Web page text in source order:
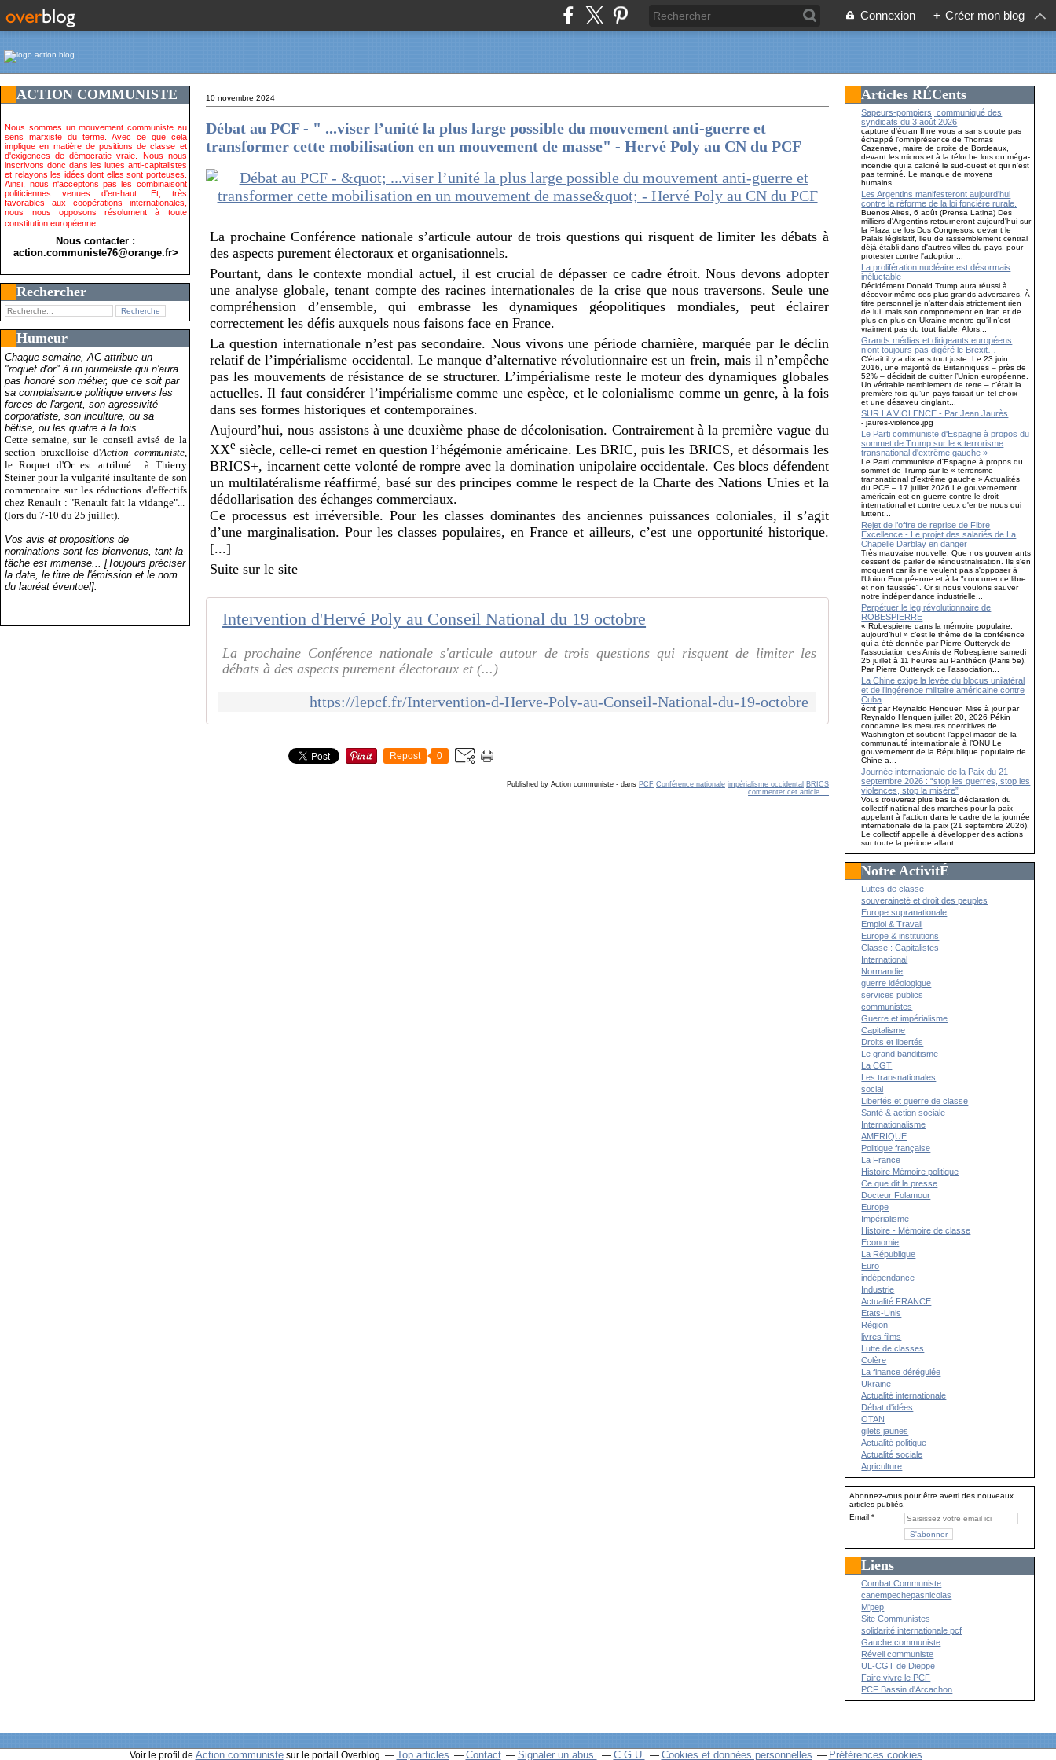
Connexion + Créer mon blog
ACTION COMMUNISTE
Nous sommes un mouvement communiste au
sens marxiste du terme. Avec ce que cela
implique en matière de positions de classe et
d'exigences de démocratie vraie. Nous nous
inscrivons donc dans les luttes anti-capitalistes
et relayons les idées dont elles sont porteuses.
Ainsi, nous n'acceptons pas les combinaisont
politiciennes venues d'en-haut. Et, très
favorables aux coopérations internationales,
nous nous opposons résolument à toute
constitution européenne.
Nous contacter :
action.communiste76@orange.fr>
Rechercher
Humeur
Chaque semaine, AC attribue un
"roquet d'or" à un journaliste qui n'aura
pas honoré son métier, que ce soit par
sa complaisance politique envers les
forces de l'argent, son agressivité
corporatiste, son inculture, ou sa
bêtise, ou les quatre à la fois.
Cette semaine, sur le conseil avisé de la
section bruxelloise d'Action communiste,
le Roquet d'Or est attribué
à Thierry
Steiner pour la vulgarité insultante de son
commentaire sur les réductions d'effectifs
chez Renault : "Renault fait la vidange"...
(lors du 7-10 du 25 juillet).
Vos avis et propositions de
nominations sont les bienvenus, tant la
tâche est immense... [Toujours préciser
la date, le titre de l'émission et le nom
du lauréat éventuel].
10 novembre 2024
Débat au PCF - " ...viser l’unité la plus large possible du mouvement anti-guerre et
transformer cette mobilisation en un mouvement de masse" - Hervé Poly au CN du PCF
La prochaine Conférence nationale s’articule autour de trois questions qui risquent de limiter les débats à
des aspects purement électoraux et organisationnels.
Pourtant, dans le contexte mondial actuel, il est crucial de dépasser ce cadre étroit. Nous devons adopter
une analyse globale, tenant compte des racines internationales de la crise que nous traversons. Seule une
compréhension d’ensemble, qui embrasse les dynamiques géopolitiques mondiales, peut éclairer
correctement les défis auxquels nous faisons face en France.
La question internationale n’est pas secondaire. Nous vivons une période charnière, marquée par le déclin
relatif de l’impérialisme occidental. Le manque d’alternative révolutionnaire est un frein, mais il n’empêche
pas les mouvements de résistance de se structurer. L’impérialisme reste le moteur des dynamiques globales
actuelles. Il faut considérer l’impérialisme comme une espèce, et le colonialisme comme un genre, à la fois
dans ses formes historiques et contemporaines.
Aujourd’hui, nous assistons à une deuxième phase de décolonisation. Contrairement à la première vague du
XXe siècle, celle-ci remet en question l’hégémonie américaine. LesBRIC, puis les BRICS, et désormais les
BRICS+, incarnent cette volonté de rompre avec la domination unipolaire occidentale. Ces blocs défendent
un multilatéralisme réaffirmé, basé sur des principes comme le respect de la Charte des Nations Unies et la
dédollarisation des échanges commerciaux.
Ce processus est irréversible. Pour les classes dominantes des anciennes puissances coloniales, il s’agit
d’une marginalisation. Pour les classes populaires, en France et ailleurs, c’est une opportunité historique.
[...]
Suite sur le site
Intervention d'Hervé Poly au Conseil National du 19 octobre
La prochaine Conférence nationale s'articule autour de trois questions qui risquent de limiter les
débats à des aspects purement électoraux et (...)
https://lepcf.fr/Intervention-d-Herve-Poly-au-Conseil-National-du-19-octobre
Repost 0
Published by Action communiste - dans PCF Conférence nationale impérialisme occidental BRICS
commenter cet article …
Articles RÉCents
Sapeurs-pompiers; communiqué des
syndicats du 3 août 2026
capture d'écran Il ne vous a sans doute pas
échappé l'omniprésence de Thomas
Cazenave, maire de droite de Bordeaux,
devant les micros et à la téloche lors du méga-
incendie qui a calciné le sud-ouest et qui n'est
pas terminé. Le manque de moyens
humains...
Les Argentins manifesteront aujourd'hui
contre la réforme de la loi foncière rurale.
Buenos Aires, 6 août (Prensa Latina) Des
milliers d'Argentins retourneront aujourd'hui sur
la Plaza de los Dos Congresos, devant le
Palais législatif, lieu de rassemblement central
déjà établi dans d'autres villes du pays, pour
protester contre l'adoption...
La prolifération nucléaire est désormais
inéluctable
Décidément Donald Trump aura réussi à
décevoir même ses plus grands adversaires. À
titre personnel je n'attendais strictement rien
de lui, mais son comportement en Iran et de
plus en plus en Ukraine montre qu'il n'est
vraiment pas du tout fiable. Alors...
Grands médias et dirigeants européens
n’ont toujours pas digéré le Brexit…
C’était il y a dix ans tout juste. Le 23 juin
2016, une majorité de Britanniques – près de
52% – décidait de quitter l’Union européenne.
Un véritable tremblement de terre – c’était la
première fois qu’un pays faisait un tel choix –
et une désaveu cinglant...
SUR LA VIOLENCE - Par Jean Jaurès
- jaures-violence.jpg
Le Parti communiste d'Espagne à propos du
sommet de Trump sur le « terrorisme
transnational d'extrême gauche »
Le Parti communiste d'Espagne à propos du
sommet de Trump sur le « terrorisme
transnational d'extrême gauche » Actualités
du PCE – 17 juillet 2026 Le gouvernement
américain est en guerre contre le droit
international et contre ceux d'entre nous qui
luttent...
Rejet de l’offre de reprise de Fibre
Excellence - Le projet des salariés de La
Chapelle Darblay en danger
Très mauvaise nouvelle. Que nos gouvernants
cessent de parler de réindustrialisation. Ils s'en
moquent car ils ne veulent pas s'opposer à
l'Union Européenne et à la "concurrence libre
et non faussée". Or si nous voulons sauver
notre indépendance industrielle...
Perpétuer le leg révolutionnaire de
ROBESPIERRE
« Robespierre dans la mémoire populaire,
aujourd’hui » c’est le thème de la conférence
qui a été donnée par Pierre Outteryck de
l’association des Amis de Robespierre samedi
25 juillet à 11 heures au Panthéon (Paris 5e).
Par Pierre Outteryck de l’association...
La Chine exige la levée du blocus unilatéral
et de l’ingérence militaire américaine contre
Cuba
écrit par Reynaldo Henquen Mise à jour par
Reynaldo Henquen juillet 20, 2026 Pékin
condamne les mesures coercitives de
Washington et soutient l’appel massif de la
communauté internationale à l’ONU Le
gouvernement de la République populaire de
Chine a...
Journée internationale de la Paix du 21
septembre 2026 : “stop les guerres, stop les
violences, stop la misère”
Vous trouverez plus bas la déclaration du
collectif national des marches pour la paix
appelant à l'action dans le cadre de la journée
internationale de la paix (21 septembre 2026).
Le collectif appelle à développer des actions
sur toute la période allant...
Notre ActivitÉ
Luttes de classe
souveraineté et droit des peuples
Europe supranationale
Emploi & Travail
Europe & institutions
Classe : Capitalistes
International
Normandie
guerre idéologique
services publics
communistes
Guerre et impérialisme
Capitalisme
Droits et libertés
Le grand banditisme
La CGT
Les transnationales
social
Libertés et guerre de classe
Santé & action sociale
Internationalisme
AMERIQUE
Politique française
La France
Histoire Mémoire politique
Ce que dit la presse
Docteur Folamour
Europe
Impérialisme
Histoire - Mémoire de classe
Economie
La République
Euro
indépendance
Industrie
Actualité FRANCE
Etats-Unis
Région
livres films
Lutte de classes
Colère
La finance dérégulée
Ukraine
Actualité internationale
Débat d'idées
OTAN
gilets jaunes
Actualité politique
Actualité sociale
Agriculture
Abonnez-vous pour être averti des nouveaux
articles publiés.
Email
Liens
Combat Communiste
canempechepasnicolas
M'pep
Site Communistes
solidarité internationale pcf
Gauche communiste
Réveil communiste
UL-CGT de Dieppe
Faire vivre le PCF
PCF Bassin d'Arcachon
Voir le profil de Action communistesur le portail Overblog Top articles Contact Signaler un abus C.G.U. Cookies et données personnelles Préférences cookies